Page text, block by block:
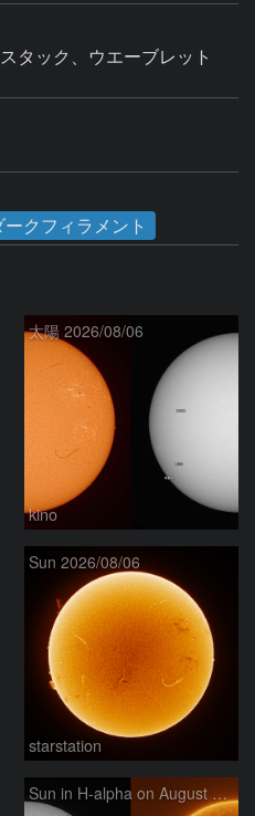
タック、ウエーブレット
ークフィラメント
太陽 2026/08/06
kino
Sun 2026/08/06
starstation
Sun in H-alpha on August 6, 2026